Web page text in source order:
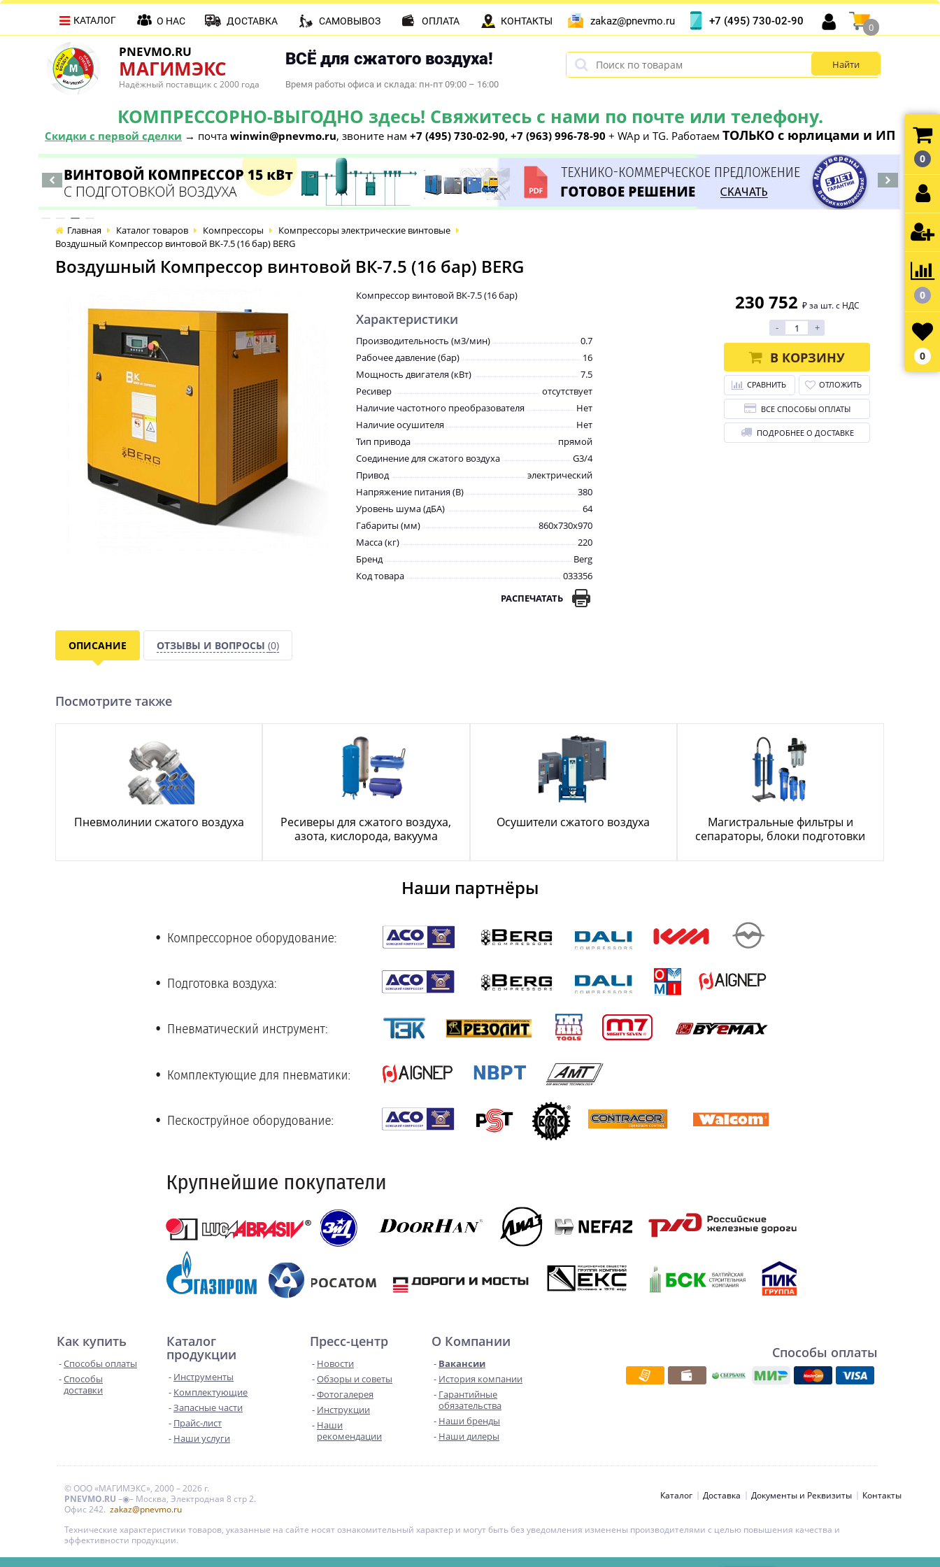
PNEVMO.RU
МАГИМЭКС
Надёжный поставщик с 2000 года
ВСЁ для сжатого воздуха!
Время работы офиса и склада: пн-пт 09:00 – 16:00
КОМПРЕССОРНО-ВЫГОДНО здесь! Свяжитесь с нами по почте или телефону.
Скидки с первой сделки → почта winwin@pnevmo.ru, звоните нам +7 (495) 730-02-90, +7 (963) 996-78-90 + WAp и TG. Работаем ТОЛЬКО с юрлицами и ИП
КАТАЛОГ О НАС ДОСТАВКА САМОВЫВОЗ ОПЛАТА КОНТАКТЫ zakaz@pnevmo.ru +7 (495) 730-02-90
0
Главная Каталог товаров Компрессоры
Компрессоры электрические винтовые
Воздушный Компрессор винтовой ВК-7.5 (16 бар) BERG
Воздушный Компрессор винтовой ВК-7.5 (16 бар) BERG
Компрессор винтовой ВК-7.5 (16 бар)
Характеристики
Производительность (м3/мин)
0.7
Рабочее давление (бар)
16
Мощность двигателя (кВт)
7.5
Ресивер
отсутствует
Наличие частотного преобразователя
Нет
Наличие осушителя
Нет
Тип привода
прямой
Соединение для сжатого воздуха
G3/4
Привод
электрический
Напряжение питания (В)
380
Уровень шума (дБА)
64
Габариты (мм)
860x730x970
Масса (кг)
220
Бренд
Berg
Код товара
033356
РАСПЕЧАТАТЬ
230 752 ₽ за шт. с НДС
- +
В КОРЗИНУ
СРАВНИТЬ ОТЛОЖИТЬ
ВСЕ СПОСОБЫ ОПЛАТЫ
ПОДРОБНЕЕ О ДОСТАВКЕ
ОПИСАНИЕ ОТЗЫВЫ И ВОПРОСЫ (0)
Посмотрите также
Пневмолинии сжатого воздуха
Ресиверы для сжатого воздуха,
азота, кислорода, вакуума
Осушители сжатого воздуха
Магистральные фильтры и
сепараторы, блоки подготовки
Наши партнёры
Как купить
Способы оплаты
Способы
доставки
Каталог
продукции
Инструменты
Комплектующие
Запасные части
Прайс-лист
Наши услуги
Пресс-центр
Новости
Обзоры и советы
Фотогалерея
Инструкции
Наши
рекомендации
О Компании
Вакансии
История компании
Гарантийные
обязательства
Наши бренды
Наши дилеры
Способы оплаты
© ООО «МАГИМЭКС», 2000 – 2026 г.
PNEVMO.RU –◉– Москва, Электродная 8 стр 2.
Офис 242. zakaz@pnevmo.ru
Каталог Доставка Документы и Реквизиты Контакты
0
0
0
Технические характеристики товаров, указанные на сайте носят ознакомительный характер и могут быть без уведомления изменены производителями с целью повышения качества и
эффективности продукции.